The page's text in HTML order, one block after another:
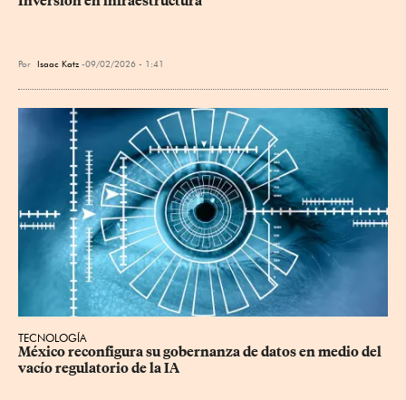
Por Isaac Katz 09/02/2026 - 1:41
TECNOLOGÍA
México reconfigura su gobernanza de datos en medio del
vacío regulatorio de la IA